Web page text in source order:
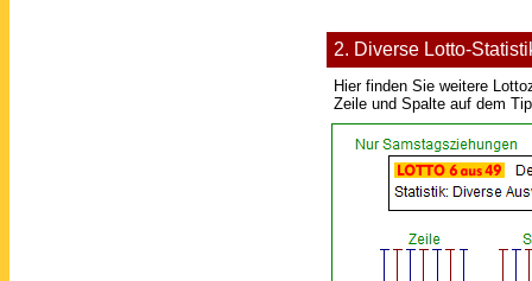
2. Diverse Lotto-
Hier finden Sie weitere
Zeile und Spalte auf dem